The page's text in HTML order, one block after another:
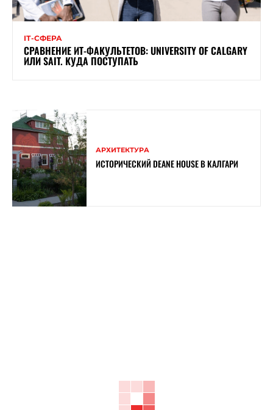
ІТ-СФЕРА
СРАВНЕНИЕ ИТ-ФАКУЛЬТЕТОВ: UNIVERSITY OF CALGARY
ИЛИ SAIT. КУДА ПОСТУПАТЬ
АРХИТЕКТУРА
ИСТОРИЧЕСКИЙ DEANE HOUSE В КАЛГАРИ